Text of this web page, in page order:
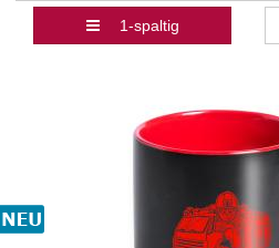
1-spaltig